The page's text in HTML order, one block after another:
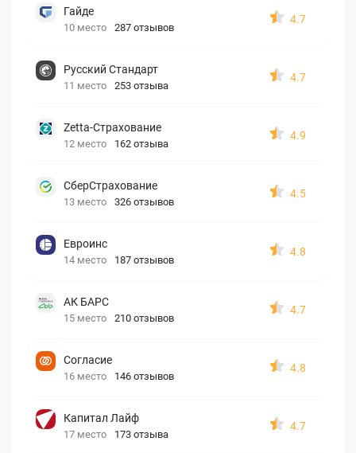
Гайде
10 место 287 отзывов
4.7
Русский Стандарт
11 место 253 отзыва
4.7
Zetta-Страхование
12 место 162 отзыва
4.9
СберСтрахование
13 место 326 отзывов
4.5
Евроинс
14 место 187 отзывов
4.8
АК БАРС
15 место 210 отзывов
4.7
Согласие
16 место 146 отзывов
4.8
Капитал Лайф
17 место 173 отзыва
4.7